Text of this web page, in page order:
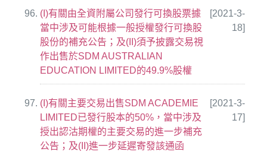
(I)有關由全資附屬公司發行可換股票據
當中涉及可能根據一般授權發行可換股
股份的補充公告；及(II)須予披露交易視
作出售於SDM AUSTRALIAN
EDUCATION LIMITED的49.9%股權
[2021-3-
18]
(I)有關主要交易出售SDM ACADEMIE
LIMITED已發行股本的50%，當中涉及
授出認沽期權的主要交易的進一步補充
公告；及(II)進一步延遲寄發該通函
[2021-3-
17]